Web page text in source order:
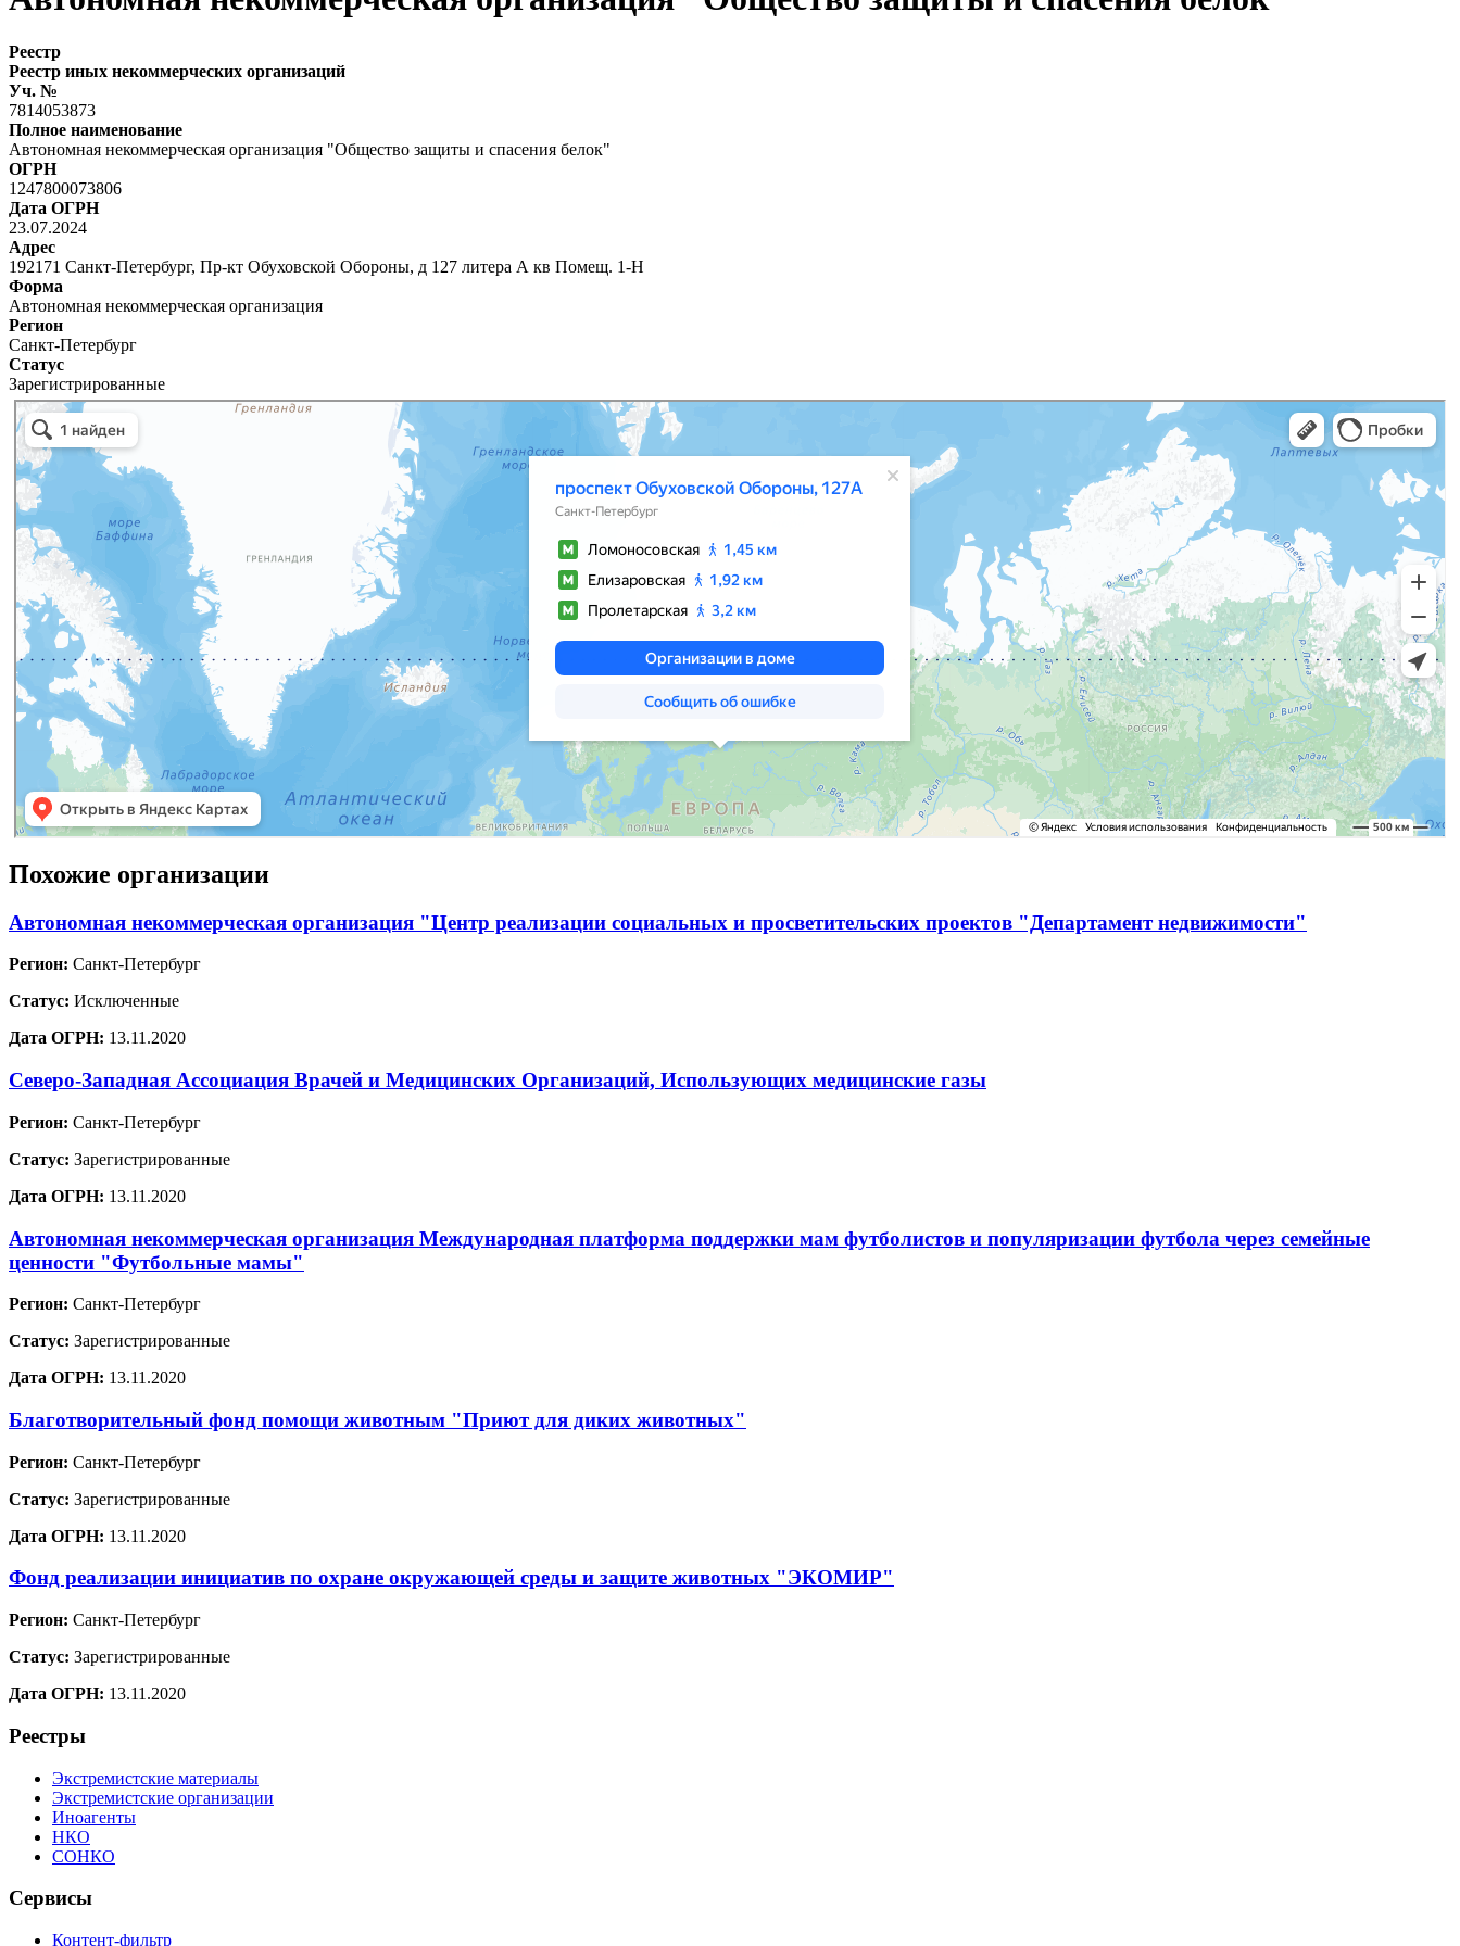
Реестр
Реестр иных некоммерческих организаций
Уч. №
7814053873
Полное наименование
Автономная некоммерческая организация "Общество защиты и спасения белок"
ОГРН
1247800073806
Дата ОГРН
23.07.2024
Адрес
192171 Санкт-Петербург, Пр-кт Обуховской Обороны, д 127 литера А кв Помещ. 1-Н
Форма
Автономная некоммерческая организация
Регион
Санкт-Петербург
Статус
Зарегистрированные
Похожие организации
Автономная некоммерческая организация "Центр реализации социальных и просветительских проектов "Департамент недвижимости"
Регион: Санкт-Петербург
Статус: Исключенные
Дата ОГРН: 13.11.2020
Северо-Западная Ассоциация Врачей и Медицинских Организаций, Использующих медицинские газы
Регион: Санкт-Петербург
Статус: Зарегистрированные
Дата ОГРН: 13.11.2020
Автономная некоммерческая организация Международная платформа поддержки мам футболистов и популяризации футбола через семейные
ценности "Футбольные мамы"
Регион: Санкт-Петербург
Статус: Зарегистрированные
Дата ОГРН: 13.11.2020
Благотворительный фонд помощи животным "Приют для диких животных"
Регион: Санкт-Петербург
Статус: Зарегистрированные
Дата ОГРН: 13.11.2020
Фонд реализации инициатив по охране окружающей среды и защите животных "ЭКОМИР"
Регион: Санкт-Петербург
Статус: Зарегистрированные
Дата ОГРН: 13.11.2020
Реестры
Экстремистские материалы
Экстремистские организации
Иноагенты
НКО
СОНКО
Сервисы
Контент-фильтр